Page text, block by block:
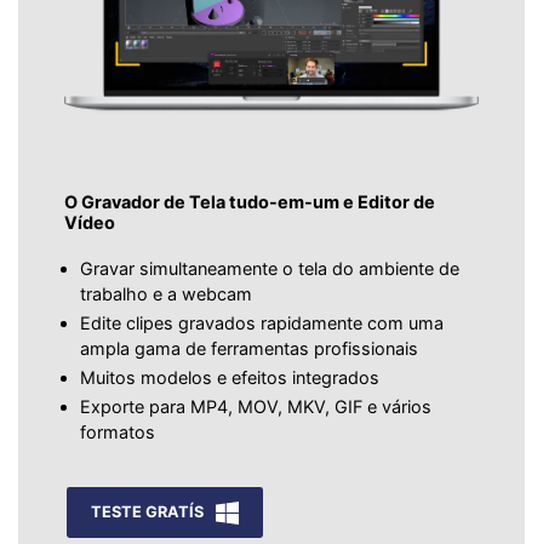
O Gravador de Tela tudo-em-um e Editor de
Vídeo
Gravar simultaneamente o tela do ambiente de
trabalho e a webcam
Edite clipes gravados rapidamente com uma
ampla gama de ferramentas profissionais
Muitos modelos e efeitos integrados
Exporte para MP4, MOV, MKV, GIF e vários
formatos
TESTE GRATÍS